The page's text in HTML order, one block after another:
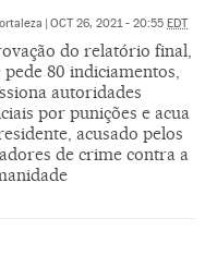
| OCT 26, 2021 - 20:55 EDT
do relatório final,
pede 80 indiciamentos,
autoridades
por punições e acua
acusado pelos
de crime contra a